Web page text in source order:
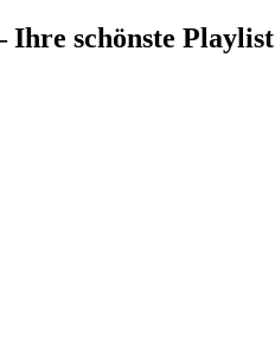
Ihre schönste Playlist